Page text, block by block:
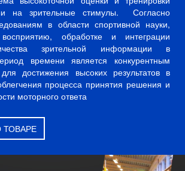
на зрительные стимулы. Согласно
в области спортивной науки,
обработке и интеграции
зрительной информации в
времени является конкурентным
достижения высоких результатов в
процесса принятия решения и
моторного ответа
ТОВАРЕ